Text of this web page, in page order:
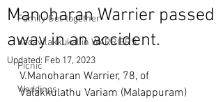
Family Get-together
Kedavilakkukal in WARRIERS
Picnic
Weddings
Manoharan Warrier passed
away in an accident.
Updated: Feb 17, 2023
V.Manoharan Warrier, 78, of
Valakkulathu Variam (Malappuram)